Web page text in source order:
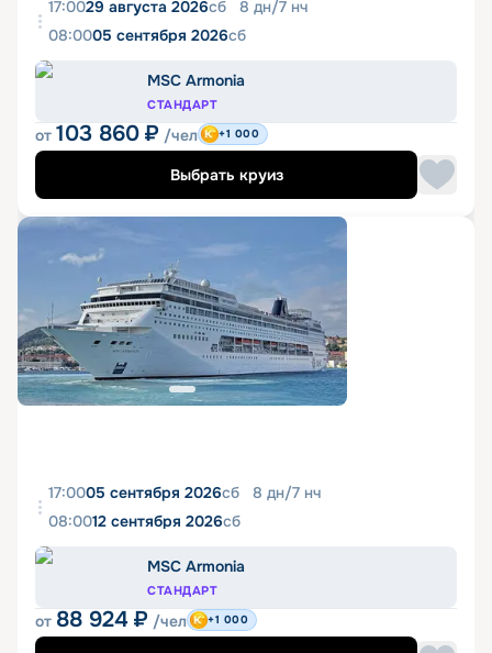
17:0029 августа 2026сб 8 дн/7 нч
08:0005 сентября 2026сб
MSC Armonia
СТАНДАРТ
от 103 860 ₽ /чел +1 000
Выбрать круиз
17:0005 сентября 2026сб 8 дн/7 нч
08:0012 сентября 2026сб
MSC Armonia
СТАНДАРТ
от 88 924 ₽ /чел +1 000